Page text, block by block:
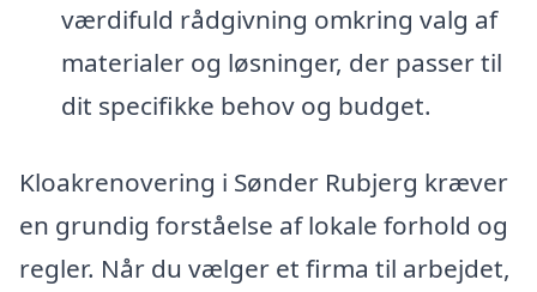
værdifuld rådgivning omkring valg af
materialer og løsninger, der passer til
dit specifikke behov og budget.
Kloakrenovering i Sønder Rubjerg kræver
en grundig forståelse af lokale forhold og
regler. Når du vælger et firma til arbejdet,